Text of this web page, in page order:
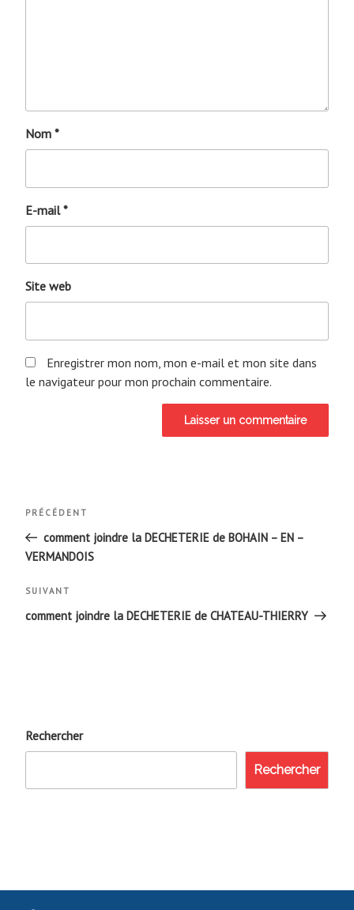
Nom *
E-mail*
Site web
Enregistrer mon nom, mon e-mail et mon site dans
le navigateur pour mon prochain commentaire.
Navigation
de
l’article
Article
précédent
PRÉCÉDENT
comment joindre la DECHETERIE de BOHAIN – EN –
VERMANDOIS
Article
suivant
SUIVANT
comment joindre la DECHETERIE de CHATEAU-THIERRY
Rechercher
Rechercher